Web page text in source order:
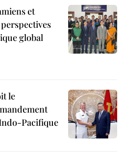
et
global
le
Pacifique